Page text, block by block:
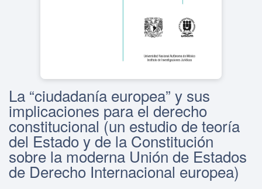
La “ciudadanía europea” y sus
implicaciones para el derecho
constitucional (un estudio de teoría
del Estado y de la Constitución
sobre la moderna Unión de Estados
de Derecho Internacional europea)